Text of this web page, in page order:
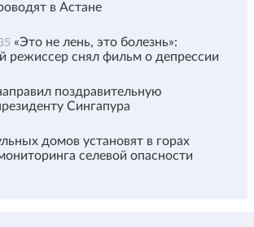
в Астане
«Это не лень, это болезнь»:
режиссер снял фильм о депрессии
поздравительную
Сингапура
домов установят в горах
селевой опасности